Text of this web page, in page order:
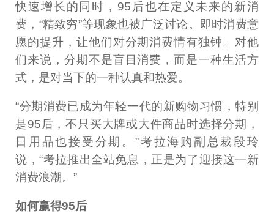
快速增长的同时，95后也在定义未来的新消
费，“精致穷”等现象也被广泛讨论。即时消费意
愿的提升，让他们对分期消费情有独钟。对他
们来说，分期不是盲目消费，而是一种生活方
式，是对当下的一种认真和热爱。
“分期消费已成为年轻一代的新购物习惯，特别
是95后，不只买大牌或大件商品时选择分期，
日用品也接受分期。”考拉海购副总裁段玲
说，“考拉推出全站免息，正是为了迎接这一新
消费浪潮。”
如何赢得95后